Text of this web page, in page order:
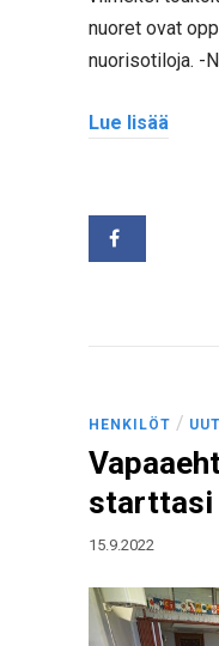
nuoret ovat
nuorisotiloja. -
Lue lisää
HENKILÖT /
starttasi
15.9.2022